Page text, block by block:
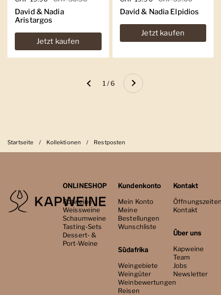
David & Nadia
Aristargos
Jetzt kaufen
David & Nadia Elpidios
Jetzt kaufen
Zurück 1 / 6 Weiter
Startseite / Kollektionen / Restposten
ONLINESHOP
Rotweine
Weissweine
Schaumweine
Tasting-Sets
Dessert- &
Port-Weine
Kundenkonto
Mein Konto
Meine
Bestellungen
Wunschliste
Südafrika
Weingebiete
Weingüter
Weinbewertungen
Reisen
Kontakt
Kontakt
Über uns
Kapweine
Team
Jobs
Newsletter